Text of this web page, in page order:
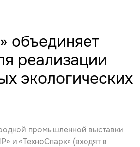
объединяет
реализации
экологических
промышленной выставки
и «ТехноСпарк» (входят в